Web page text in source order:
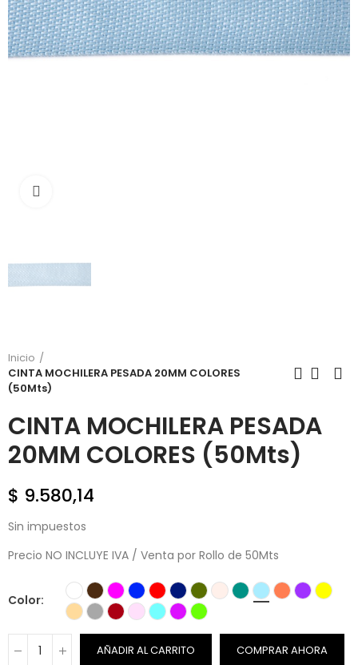
Inicio
CINTA MOCHILERA PESADA 20MM COLORES
(50Mts)
CINTA MOCHILERA PESADA
20MM COLORES (50Mts)
$ 9.580,14
Sin impuestos
Precio NO INCLUYE IVA / Venta por Rollo de 50Mts
Color
AÑADIR AL CARRITO COMPRAR AHORA